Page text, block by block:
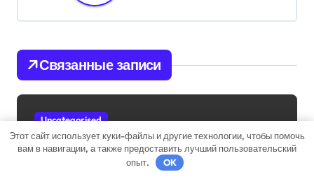
п
о
з
а
Связанные записи
Uncategorised
Этот сайт использует куки-файлы и другие технологии, чтобы помочь
вам в навигации, а также предоставить лучший пользовательский
опыт.
OK